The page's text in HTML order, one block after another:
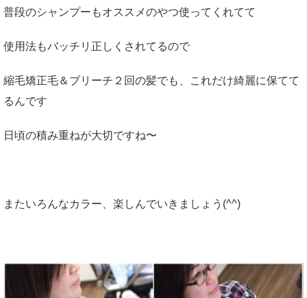
普段のシャンプーもオススメのやつ使ってくれてて
使用法もバッチリ正しくされてるので
縮毛矯正毛＆ブリーチ２回の髪でも、これだけ綺麗に保てて
るんです
日頃の積み重ねが大切ですね〜
またいろんなカラー、楽しんでいきましょう(^^)